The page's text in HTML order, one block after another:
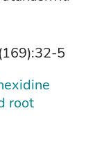
5
root